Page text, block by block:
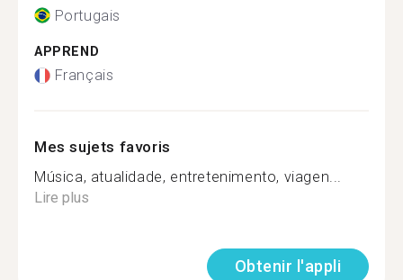
Portugais
APPREND
Français
Mes sujets favoris
Música, atualidade, entretenimento, viagen...
Lire plus
Obtenir l'appli